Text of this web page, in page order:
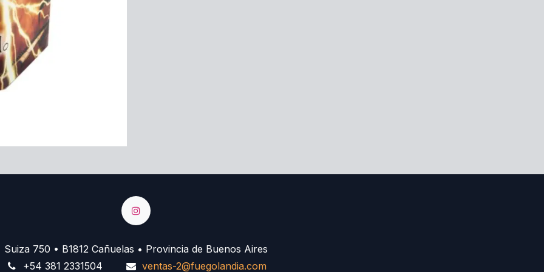
Suiza 750 • B1812 Cañuelas • Provincia de Buenos Aires
+54 381 2331504
ventas-2@fuegolandia.com